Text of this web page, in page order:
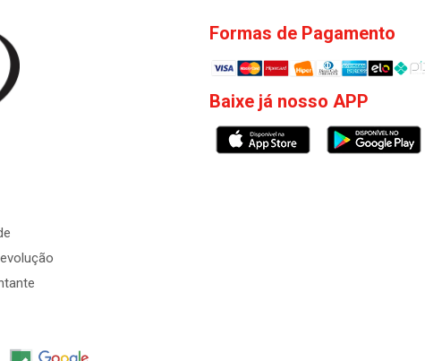
Formas de Pagamento
Baixe já nosso APP